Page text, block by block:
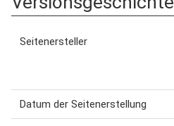
Seitenersteller
Datum der Seitenerstellung